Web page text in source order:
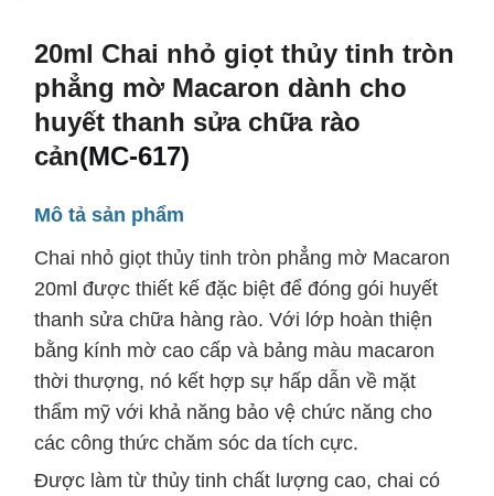
20ml Chai nhỏ giọt thủy tinh tròn
phẳng mờ Macaron dành cho
huyết thanh sửa chữa rào
cản(MC-617)
Mô tả sản phẩm
Chai nhỏ giọt thủy tinh tròn phẳng mờ Macaron
20ml được thiết kế đặc biệt để đóng gói huyết
thanh sửa chữa hàng rào. Với lớp hoàn thiện
bằng kính mờ cao cấp và bảng màu macaron
thời thượng, nó kết hợp sự hấp dẫn về mặt
thẩm mỹ với khả năng bảo vệ chức năng cho
các công thức chăm sóc da tích cực.
Được làm từ thủy tinh chất lượng cao, chai có